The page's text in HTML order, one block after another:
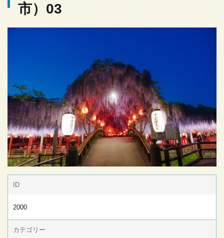
市）03
ID
2000
カテゴリー